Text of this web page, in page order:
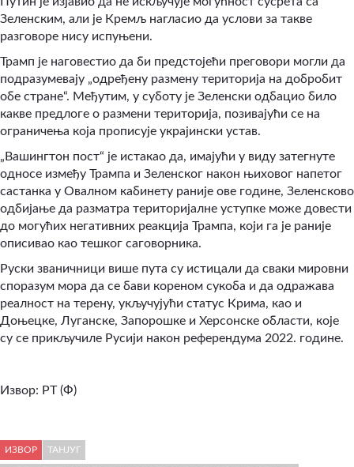
Зеленским, али је Кремљ нагласио да услови за такве
разговоре нису испуњени.
Трамп је наговестио да би предстојећи преговори могли да
подразумевају „одређену размену територија на добробит
обе стране“. Међутим, у суботу је Зеленски одбацио било
какве предлоге о размени територија, позивајући се на
ограничења која прописује украјински устав.
„Вашингтон пост“ је истакао да, имајући у виду затегнуте
односе између Трампа и Зеленског након њиховог напетог
састанка у Овалном кабинету раније ове године, Зеленсково
одбијање да разматра територијалне уступке може довести
до могућих негативних реакција Трампа, који га је раније
описивао као тешког саговорника.
Руски званичници више пута су истицали да сваки мировни
споразум мора да се бави кореном сукоба и да одражава
реалност на терену, укључујући статус Крима, као и
Доњецке, Луганске, Запорошке и Херсонске области, које
су се прикључиле Русији након референдума 2022. године.
Извор: РТ (Ф)
ИЗВОР ТАНЈУГ